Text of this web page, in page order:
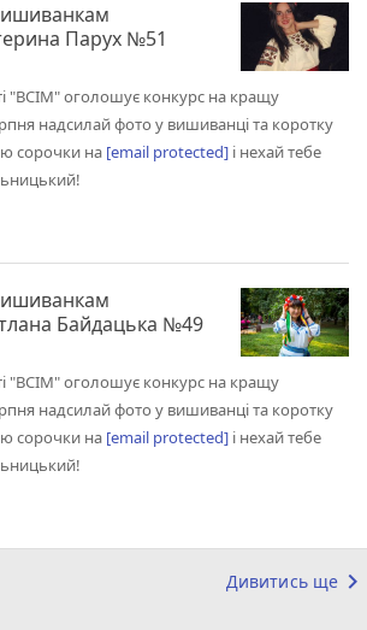
Парух №51
"ВСІМ" оголошує конкурс на кращу
надсилай фото у вишиванці та коротку
сорочки на [email protected] і нехай тебе
Байдацька №49
"ВСІМ" оголошує конкурс на кращу
надсилай фото у вишиванці та коротку
сорочки на [email protected] і нехай тебе
Дивитись ще keyboard_arrow_right